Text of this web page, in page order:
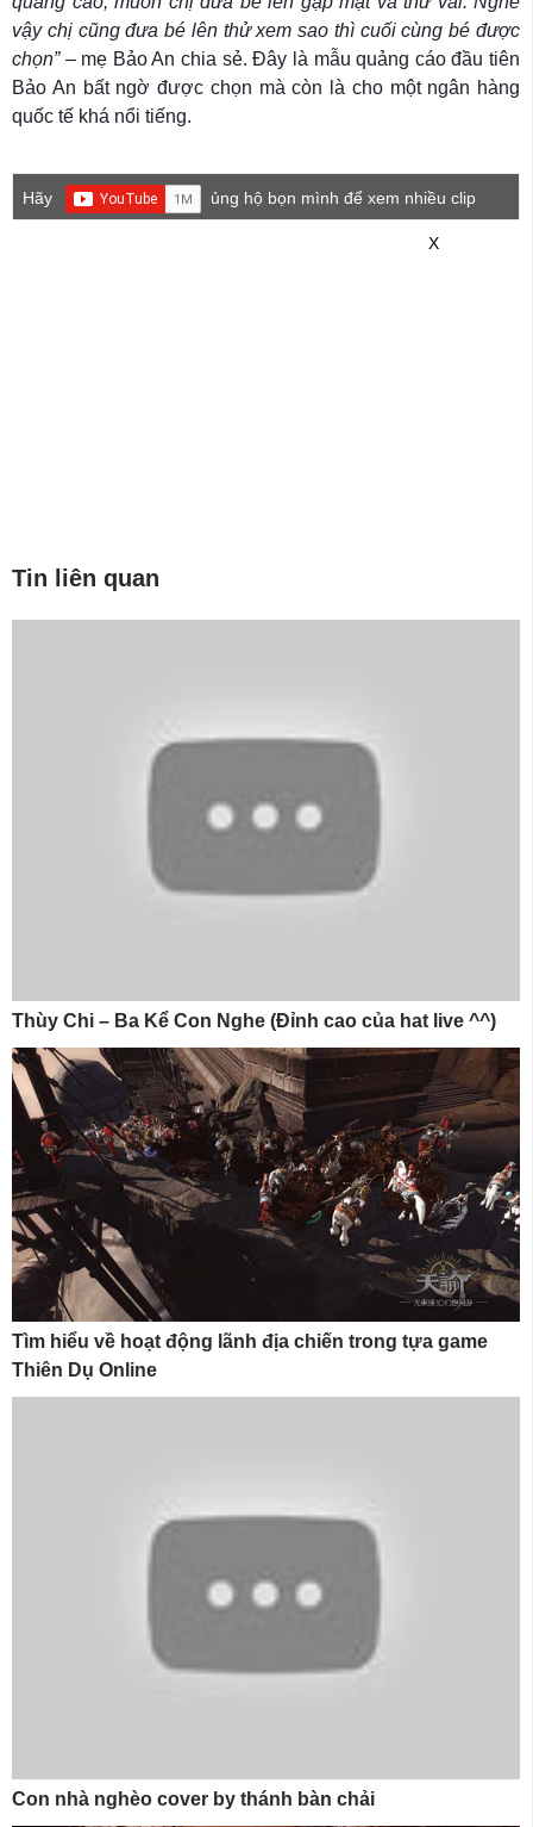
vậy chị cũng đưa bé lên thử xem sao thì cuối cùng bé được
chọn” – mẹ Bảo An chia sẻ. Đây là mẫu quảng cáo đầu tiên
Bảo An bất ngờ được chọn mà còn là cho một ngân hàng
quốc tế khá nổi tiếng.
Hãy
ủng hộ bọn mình để xem nhiều clip
X
Tin liên quan
Thùy Chi – Ba Kể Con Nghe (Đỉnh cao của hat live ^^)
Tìm hiểu về hoạt động lãnh địa chiến trong tựa game
Thiên Dụ Online
Con nhà nghèo cover by thánh bàn chải